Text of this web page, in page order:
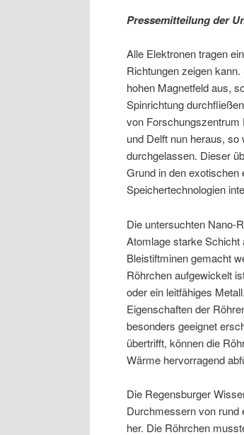
Pressemitteilung der
Alle Elektronen tragen
Richtungen zeigen
hohen Magnetfeld aus,
Spinrichtung
von Forschungszentrum
und Delft nun heraus,
durchgelassen. Dieser
Grund in den exotischen
Speichertechnologien
Die untersuchten Nano-
Atomlage starke
Bleistiftminen gemacht
Röhrchen aufgewickelt
oder ein leitfähiges
Eigenschaften der
besonders geeignet
übertrifft, können die
Wärme hervorragend
Die Regensburger
Durchmessern von rund
her. Die Röhrchen